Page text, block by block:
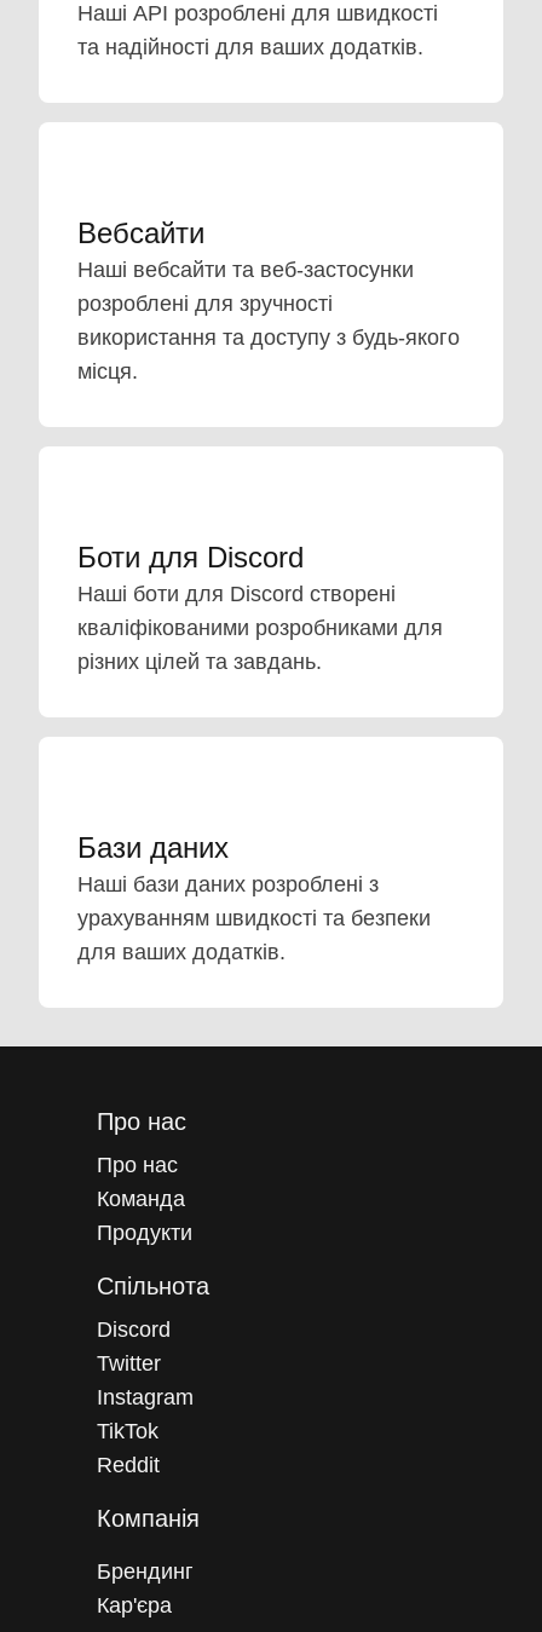
Наші API розроблені для швидкості
та надійності для ваших додатків.
Вебсайти
Наші вебсайти та веб-застосунки
розроблені для зручності
використання та доступу з будь-якого
місця.
Боти для Discord
Наші боти для Discord створені
кваліфікованими розробниками для
різних цілей та завдань.
Бази даних
Наші бази даних розроблені з
урахуванням швидкості та безпеки
для ваших додатків.
Про нас
Про нас
Команда
Продукти
Спільнота
Discord
Twitter
Instagram
TikTok
Reddit
Компанія
Брендинг
Кар'єра